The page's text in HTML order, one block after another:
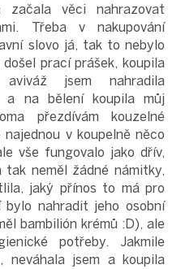
začala věci nahrazovat
Třeba v nakupování
slovo já, tak to nebylo
prací prášek, koupila
jsem nahradila
a na bělení koupila můj
přezdívám kouzelné
v koupelně něco
vše fungovalo jako dřív,
neměl žádné námitky,
jaký přínos to má pro
nahradit jeho osobní
bambilión krémů :D), ale
potřeby. Jakmile
neváhala jsem a koupila